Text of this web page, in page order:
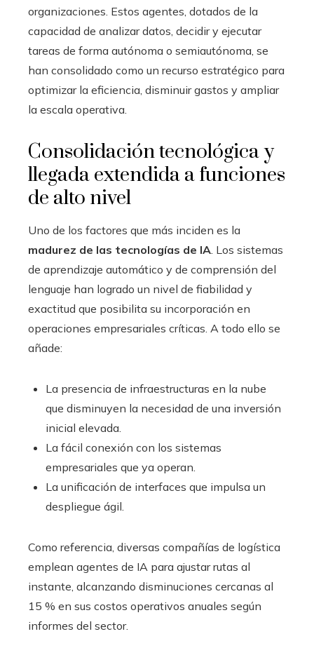
organizaciones. Estos agentes, dotados de la
capacidad de analizar datos, decidir y ejecutar
tareas de forma autónoma o semiautónoma, se
han consolidado como un recurso estratégico para
optimizar la eficiencia, disminuir gastos y ampliar
la escala operativa.
Consolidación tecnológica y
llegada extendida a funciones
de alto nivel
Uno de los factores que más inciden es la
madurez de las tecnologías de IA. Los sistemas
de aprendizaje automático y de comprensión del
lenguaje han logrado un nivel de fiabilidad y
exactitud que posibilita su incorporación en
operaciones empresariales críticas. A todo ello se
añade:
La presencia de infraestructuras en la nube
que disminuyen la necesidad de una inversión
inicial elevada.
La fácil conexión con los sistemas
empresariales que ya operan.
La unificación de interfaces que impulsa un
despliegue ágil.
Como referencia, diversas compañías de logística
emplean agentes de IA para ajustar rutas al
instante, alcanzando disminuciones cercanas al
15 % en sus costos operativos anuales según
informes del sector.